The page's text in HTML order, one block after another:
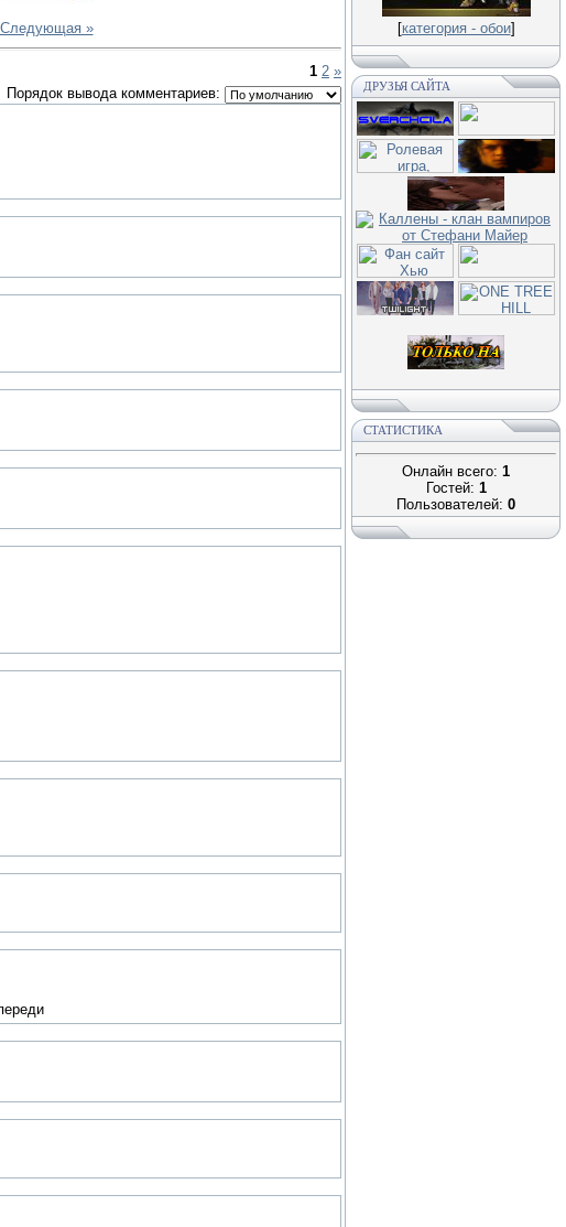
Следующая »
1 2 »
Порядок вывода комментариев:
[категория - обои]
ДРУЗЬЯ САЙТА
СТАТИСТИКА
Онлайн всего: 1
Гостей: 1
Пользователей: 0